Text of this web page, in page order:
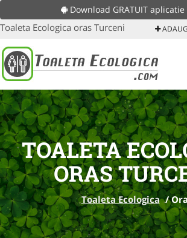
Download GRATUIT
Toaleta Ecologica oras Turceni
TOALETA
ORAS
Toaleta Ecologica /